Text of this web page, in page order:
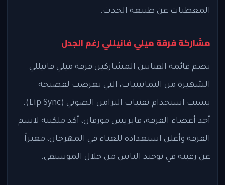
المعطيات عن طبيعة الحدث.
مشاركة فرقة ميلي فانيللي رغم الجدل
تضم قائمة الفنانين المشاركين فرقة ميلي فانيللي
الشهيرة من الثمانينيات، التي تعرضت لفضيحة
بسبب استخدام تقنيات التزامن الصوتي (Lip Sync).
أحد أعضاء الفرقة، فابريس مورفان، أكد ملكيته لاسم
الفرقة وأعلن استعداده للغناء في المهرجان، معبراً
عن رغبته في توحيد الناس من خلال الموسيقى.